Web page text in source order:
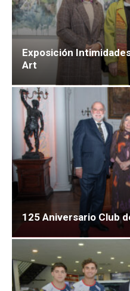
Exposición
Art
125 Aniversario Club